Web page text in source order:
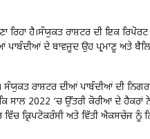
ਰਿਹਾ ਹੈ।ਸੰਯੁਕਤ ਰਾਸ਼ਟਰ ਦੀ ਇਕ
ਪਾਬੰਦੀਆਂ ਦੇ ਬਾਵਜੂਦ ਉਹ ਪ੍ਰਮਾਣੂ ਅਤੇ
ਰਾਸ਼ਟਰ ਦੀਆਂ ਪਾਬੰਦੀਆਂ ਦੀ
ਸਾਲ 2022 ‘ਚ ਉੱਤਰੀ ਕੋਰੀਆ ਦੇ
ਕ੍ਰਿਪਟੋਕਰੰਸੀ ਅਤੇ ਵਿੱਤੀ ਐਕਸਚੇਂਜ ਨੂੰ